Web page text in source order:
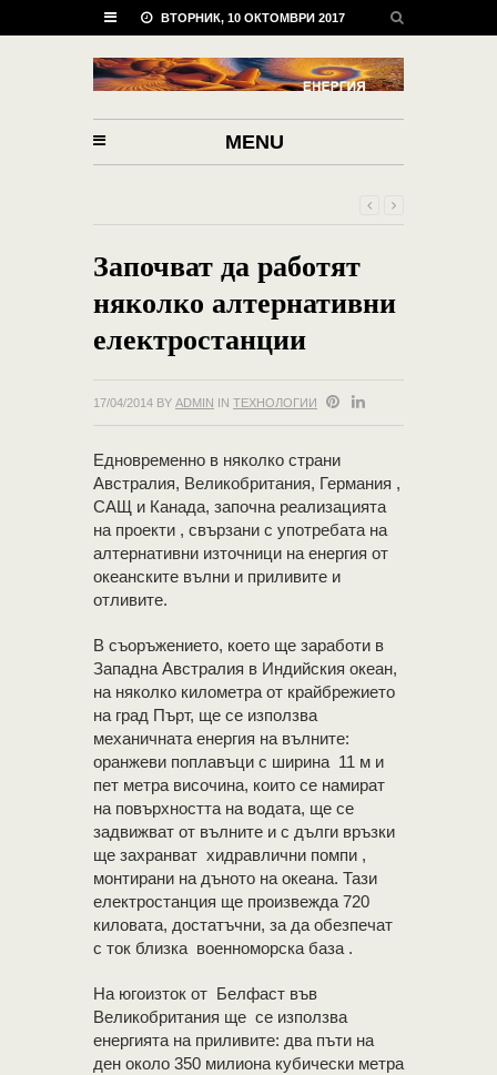
ВТОРНИК, 10 ОКТОМВРИ 2017
MENU
Започват да работят
няколко алтернативни
електростанции
17/04/2014 BY ADMIN IN ТЕХНОЛОГИИ
Едновременно в няколко страни
Австралия, Великобритания, Германия ,
САЩ и Канада, започна реализацията
на проекти , свързани с употребата на
алтернативни източници на енергия от
океанските вълни и приливите и
отливите.
В съоръжението, което ще заработи в
Западна Австралия в Индийския океан,
на няколко километра от крайбрежието
на град Пърт, ще се използва
механичната енергия на вълните:
оранжеви поплавъци с ширина 11 м и
пет метра височина, които се намират
на повърхността на водата, ще се
задвижват от вълните и с дълги връзки
ще захранват хидравлични помпи ,
монтирани на дъното на океана. Тази
електростанция ще произвежда 720
киловата, достатъчни, за да обезпечат
с ток близка военноморска база .
На югоизток от Белфаст във
Великобритания ще се използва
енергията на приливите: два пъти на
ден около 350 милиона кубически метра